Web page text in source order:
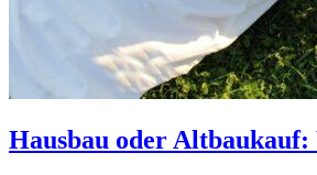
Hausbau oder Altbaukauf: